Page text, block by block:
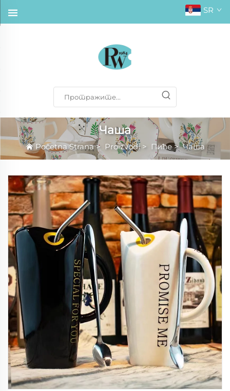
SR
Чаша
Početna Strana> Proizvodi> Пиће>Чаша